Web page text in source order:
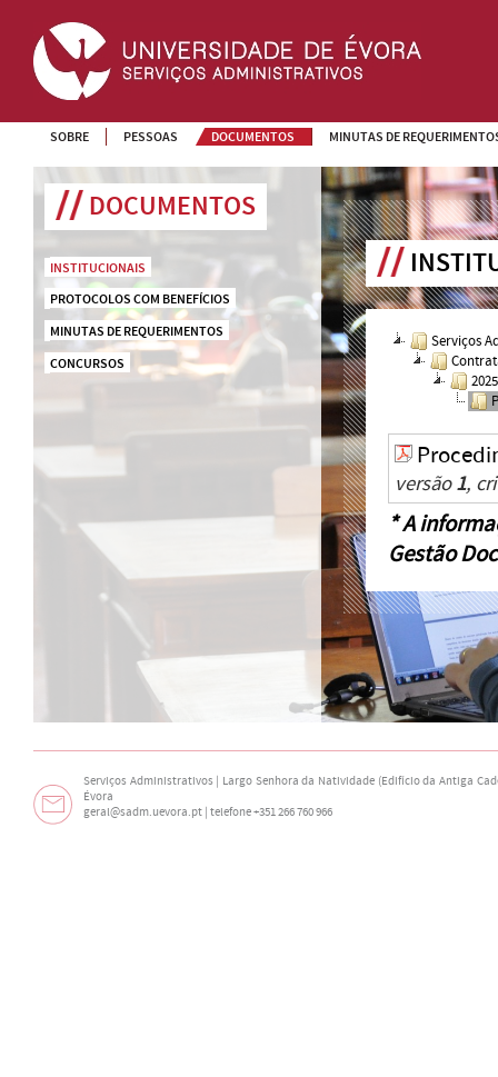
SOBRE PESSOAS DOCUMENTOS MINUTAS DE
DOCUMENTOS
INSTITUCIONAIS
PROTOCOLOS COM BENEFÍCIOS
MINUTAS DE REQUERIMENTOS
CONCURSOS
Serviços
2025
versão1,
* A
Gestão
Serviços Administrativos | Largo Senhora da Natividade (Edifício da Antiga
Évora
geral@sadm.uevora.pt | telefone +351 266 760 966